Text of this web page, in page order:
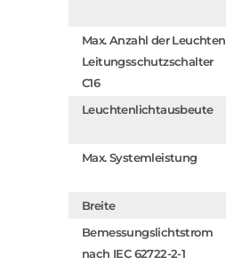
Max. Anzahl der Leuchten
Leitungsschutzschalter
C16
Leuchtenlichtausbeute
Max. Systemleistung
Breite
Bemessungslichtstrom
nach IEC 62722-2-1